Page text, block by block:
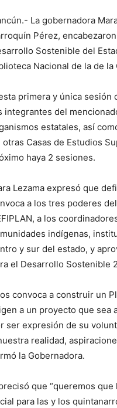
La gobernadora
Pérez,
Sostenible del
Nacional de la de la
primera y única sesión
integrantes del
estatales, así
otras Casas de Estudios
haya 2 sesiones.
Lezama expresó que
a los tres poderes
a los
indígenas,
y sur del estado, y
el Desarrollo Sostenible
convoca a construir un
a un proyecto que sea
ser expresión de su
realidad,
la Gobernadora.
que “queremos
para las y los